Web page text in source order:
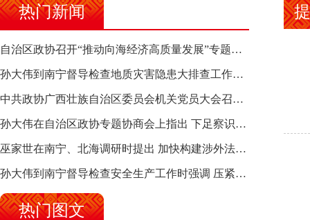
热门新闻
自治区政协召开“推动向海经济高质量发展”专题调研座谈会 钱学明出席并讲话
孙大伟到南宁督导检查地质灾害隐患大排查工作时强调 筑牢地质灾害安全防线 全力保障人民群众生命财产安全
中共政协广西壮族自治区委员会机关党员大会召开 选举产生新一届机关党委、机关纪委
孙大伟在自治区政协专题协商会上指出 下足察识谋督之功 恪尽服务大局之责 助推有色金属、关键金属产业高质量发展
巫家世在南宁、北海调研时提出 加快构建涉外法律供给集群 护航向海经济高质量发展
孙大伟到南宁督导检查安全生产工作时强调 压紧压实责任 狠抓隐患整治 坚决筑牢安全生产防线
热门图文